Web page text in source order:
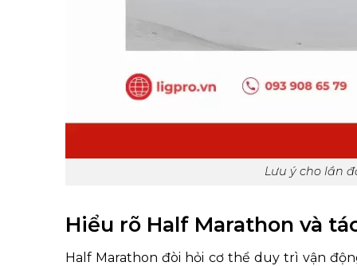
Lưu ý cho lần
Hiểu rõ Half Marathon và
Half Marathon đòi hỏi cơ thể duy trì vận